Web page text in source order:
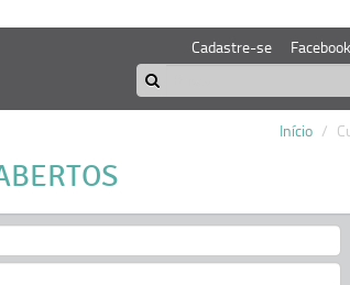
Facebook
Cadastre-se
Início /